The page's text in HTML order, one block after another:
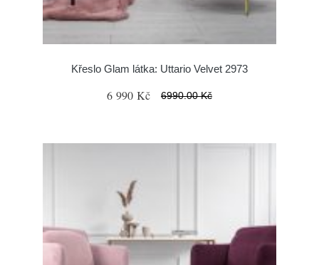
Křeslo Glam látka: Uttario Velvet 2973
6 990 Kč 6990.00 Kč